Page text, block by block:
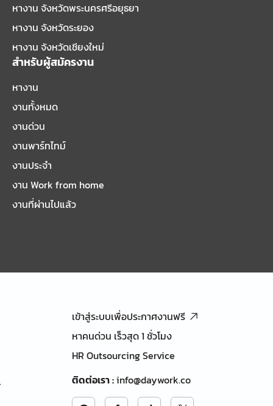
หางาน จังหวัดพระนครศรีอยุธยา
หางาน จังหวัดระยอง
หางาน จังหวัดเชียงใหม่
สำหรับผู้สมัครงาน
หางาน
งานทั้งหมด
งานด่วน
งานพาร์ทไทม์
งานประจำ
งาน Work from home
งานที่ผ่านไปแล้ว
เข้าสู่ระบบเพื่อประกาศงานฟรี
หาคนด่วน เร็วสุด 1 ชั่วโมง
HR Outsourcing Service
ติดต่อเรา:info@daywork.co